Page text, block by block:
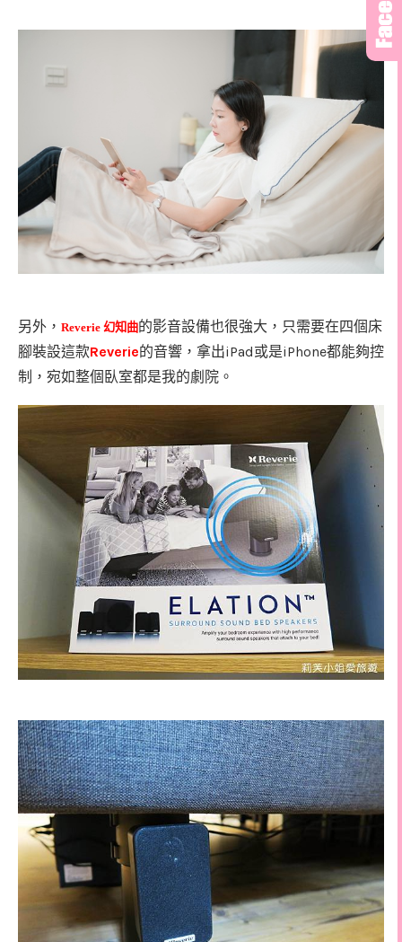
另外， Reverie 幻知曲的影音設備也很強大，只需要在四個床
腳裝設這款Reverie的音響，拿出iPad或是iPhone都能夠控
制，宛如整個臥室都是我的劇院。